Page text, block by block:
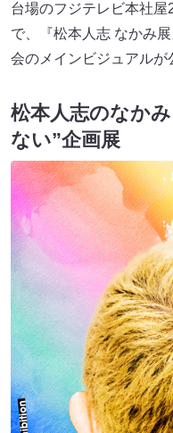
台場のフジテレビ本社屋
で、『松本人志 なかみ
会のメインビジュアルが
松本人志のなか
ない”企画展